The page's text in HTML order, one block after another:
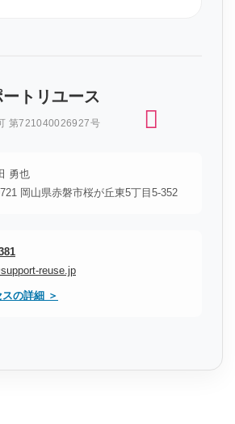
トリユース
第721040026927号
勇也
岡山県赤磐市桜が丘東5丁目5-352
reuse.jp
の詳細 ＞